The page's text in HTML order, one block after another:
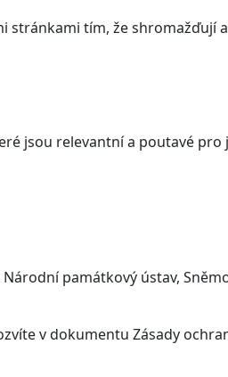
tím, že shromažďují
jsou relevantní a poutavé
památkový ústav,
v dokumentu Zásady